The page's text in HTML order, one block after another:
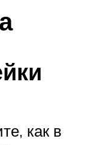
как в